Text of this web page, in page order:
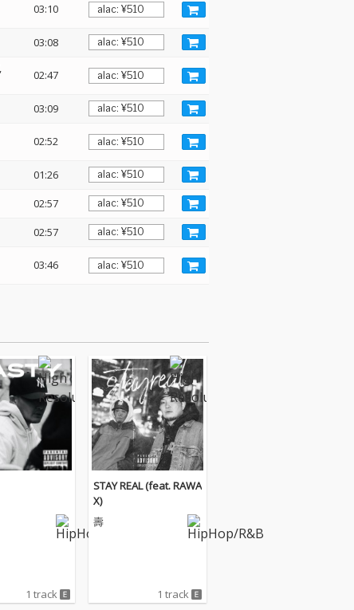
03:10
03:08
02:47
03:09
02:52
01:26
02:57
02:57
03:46
1 track
STAY REAL (feat. RAWA
X)
壽
1 track